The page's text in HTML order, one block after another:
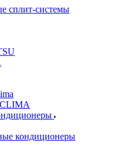
сплит-системы
кондиционеры